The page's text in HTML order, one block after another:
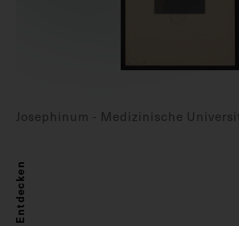
Josephinum - Medizinische
Entdecken